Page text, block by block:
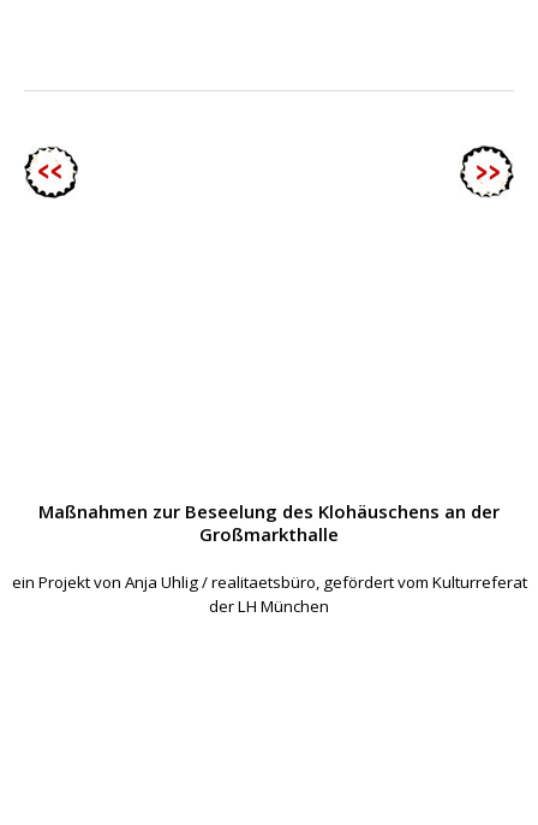
Maßnahmen zur Beseelung des Klohäuschens an der
Großmarkthalle
ein Projekt von Anja Uhlig / realitaetsbüro, gefördert vom Kulturreferat
der LH München